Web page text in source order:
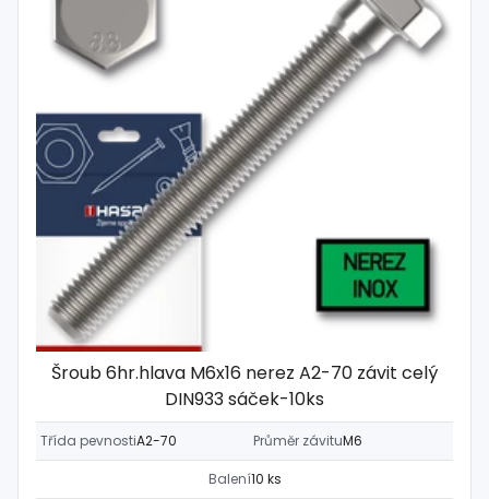
Šroub 6hr.hlava M6x16 nerez A2-70 závit celý
DIN933 sáček-10ks
Třída pevnostiA2-70 Průměr závituM6
Balení10 ks